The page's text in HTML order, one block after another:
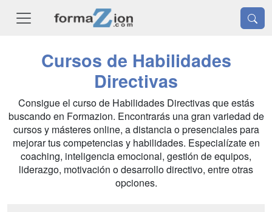
Cursos de Habilidades
Directivas
Consigue el curso de Habilidades Directivas que estás
buscando en Formazion. Encontrarás una gran variedad de
cursos y másteres online, a distancia o presenciales para
mejorar tus competencias y habilidades. Especialízate en
coaching, inteligencia emocional, gestión de equipos,
liderazgo, motivación o desarrollo directivo, entre otras
opciones.